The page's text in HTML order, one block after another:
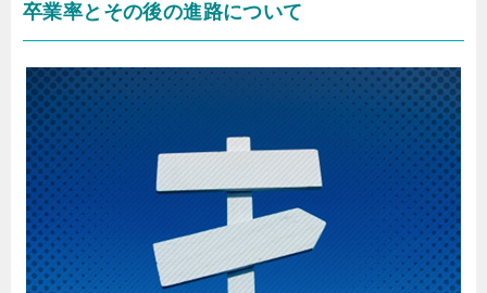
卒業率とその後の進路について